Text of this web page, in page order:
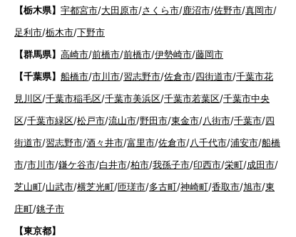
【栃木県】 宇都宮市/大田原市/さくら市/鹿沼市/佐野市/真岡市/
足利市/栃木市/下野市
【群馬県】 高崎市/前橋市/前橋市/伊勢崎市/藤岡市
【千葉県】 船橋市/市川市/習志野市/佐倉市/四街道市/千葉市花
見川区/千葉市稲毛区/千葉市美浜区/千葉市若葉区/千葉市中央
区/千葉市緑区/松戸市/流山市/野田市/東金市/八街市/千葉市/四
街道市/習志野市/酒々井市/富里市/佐倉市/八千代市/浦安市/船橋
市/市川市/鎌ケ谷市/白井市/柏市/我孫子市/印西市/栄町/成田市/
芝山町/山武市/横芝光町/匝瑳市/多古町/神崎町/香取市/旭市/東
庄町/銚子市
【東京都】